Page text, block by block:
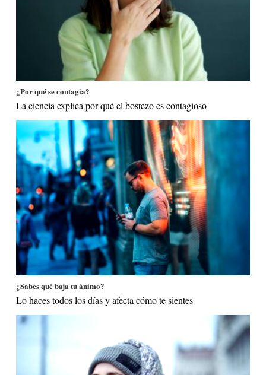
¿Por qué se contagia?
La ciencia explica por qué el bostezo es contagioso
¿Sabes qué baja tu ánimo?
Lo haces todos los días y afecta cómo te sientes